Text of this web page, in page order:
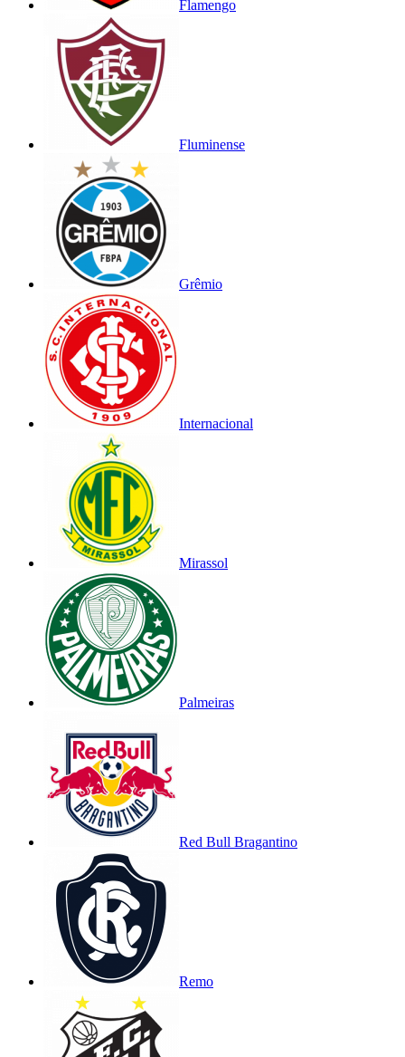
Flamengo
Fluminense
Grêmio
Internacional
Mirassol
Palmeiras
Red Bull Bragantino
Remo